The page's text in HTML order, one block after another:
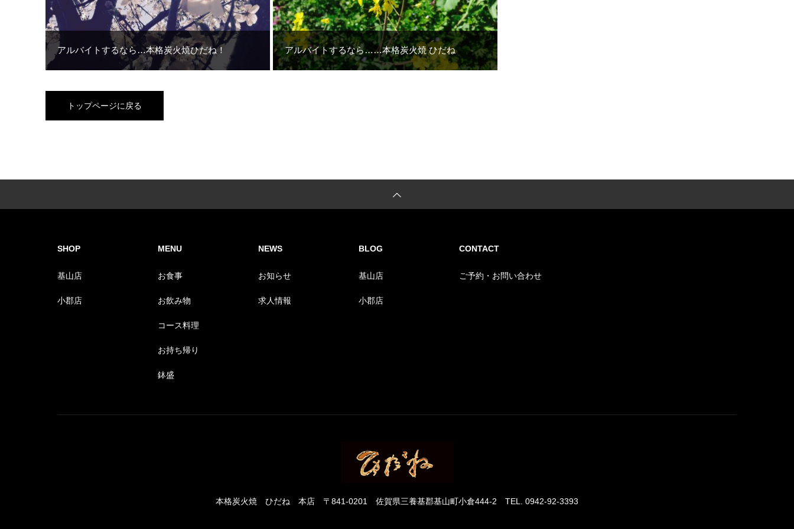
アルバイトするなら…本格炭火焼ひだね！ アルバイトするなら……本格炭火焼 ひだね
トップページに戻る
SHOP
基山店
小郡店
MENU
お食事
お飲み物
コース料理
お持ち帰り
鉢盛
NEWS
お知らせ
求人情報
BLOG
基山店
小郡店
CONTACT
ご予約・お問い合わせ
本格炭火焼 ひだね 本店 〒841-0201 佐賀県三養基郡基山町小倉444-2 TEL. 0942-92-3393